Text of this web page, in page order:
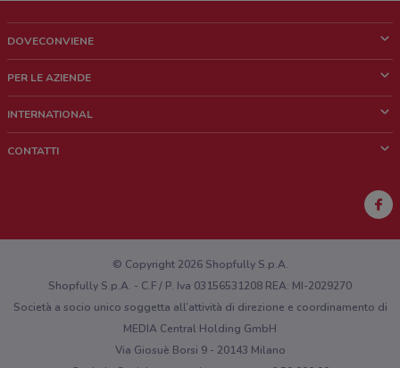
DOVECONVIENE
Chi siamo
Lavora con noi
PER LE AZIENDE
Richieste commerciali e marketing
INTERNATIONAL
CONTATTI
Hai un malfunzionamento sul web o sull'app?
© Copyright 2026 Shopfully S.p.A.
Shopfully S.p.A. - C.F / P. Iva 03156531208 REA: MI-2029270
Società a socio unico soggetta all’attività di direzione e coordinamento di
MEDIA Central Holding GmbH
Via Giosuè Borsi 9 - 20143 Milano